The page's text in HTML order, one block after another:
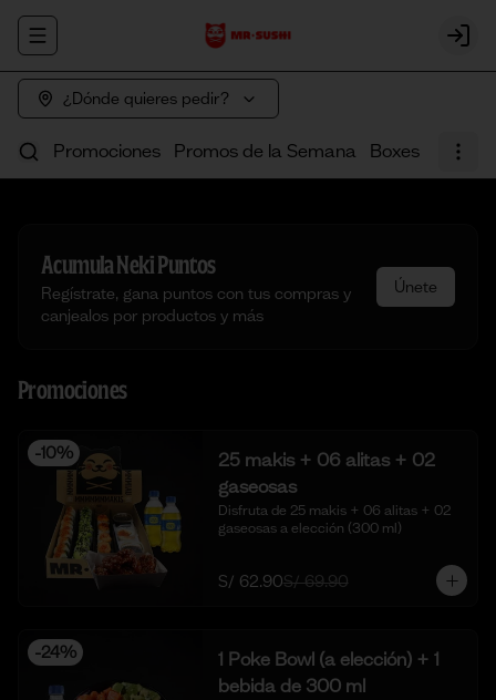
Abrir menu de navegación Login
¿Dónde quieres pedir?
Promociones Promos de la Semana Boxes Poke
AcumulaNeki Puntos
Regístrate, gana puntos con tus compras y
canjealos por productos y más
Únete
Promociones
-10%
25 makis + 06 alitas + 02
gaseosas
Disfruta de 25 makis + 06 alitas + 02
gaseosas a elección (300 ml)
S/ 62.90S/ 69.90
-24%
1 Poke Bowl (a elección) + 1
bebida de 300 ml